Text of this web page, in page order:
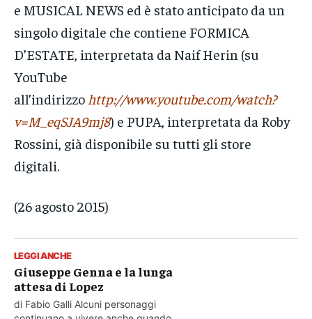
e MUSICAL NEWS ed è stato anticipato da un
singolo digitale che contiene FORMICA
D’ESTATE, interpretata da Naif Herin (su
YouTube
all’indirizzo http://www.youtube.com/watch?
v=M_eqSJA9mj8) e PUPA, interpretata da Roby
Rossini, già disponibile su tutti gli store
digitali.
(26 agosto 2015)
LEGGI ANCHE
Giuseppe Genna e la lunga
attesa di Lopez
di Fabio Galli Alcuni personaggi